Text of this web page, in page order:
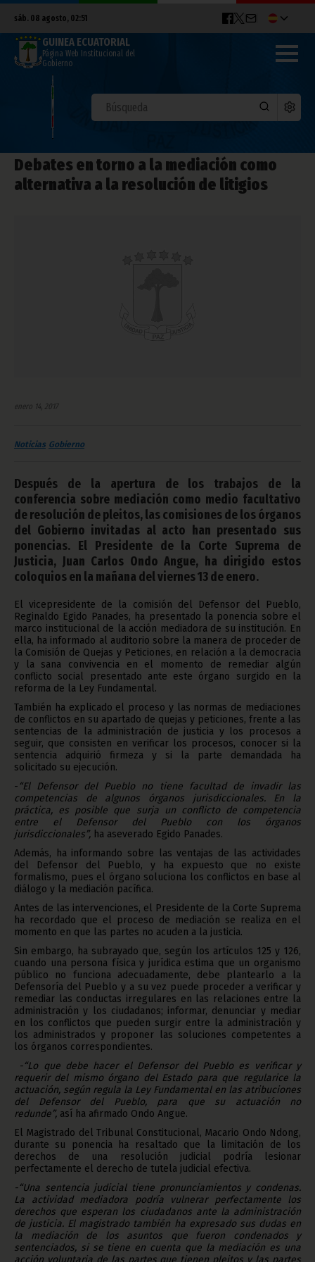
sáb. 08 agosto, 02:51
GUINEA ECUATORIAL
Página Web Institucional del
Gobierno
Debates en torno a la mediación como
alternativa a la resolución de litigios
enero 14, 2017
Noticias Gobierno
Después de la apertura de los trabajos de la
conferencia sobre mediación como medio facultativo
de resolución de pleitos, las comisiones de los órganos
del Gobierno invitadas al acto han presentado sus
ponencias. El Presidente de la Corte Suprema de
Justicia, Juan Carlos Ondo Angue, ha dirigido estos
coloquios en la mañana del viernes 13 de enero.
El vicepresidente de la comisión del Defensor del Pueblo,
Reginaldo Egido Panades, ha presentado la ponencia sobre el
marco institucional de la acción mediadora de su institución. En
ella, ha informado al auditorio sobre la manera de proceder de
la Comisión de Quejas y Peticiones, en relación a la democracia
y la sana convivencia en el momento de remediar algún
conflicto social presentado ante este órgano surgido en la
reforma de la Ley Fundamental.
También ha explicado el proceso y las normas de mediaciones
de conflictos en su apartado de quejas y peticiones, frente a las
sentencias de la administración de justicia y los procesos a
seguir, que consisten en verificar los procesos, conocer si la
sentencia adquirió firmeza y si la parte demandada ha
solicitado su ejecución.
- “El Defensor del Pueblo no tiene facultad de invadir las
competencias de algunos órganos jurisdiccionales. En la
práctica, es posible que surja un conflicto de competencia
entre el Defensor del Pueblo con los órganos
jurisdiccionales”, ha aseverado Egido Panades.
Además, ha informando sobre las ventajas de las actividades
del Defensor del Pueblo, y ha expuesto que no existe
formalismo, pues el órgano soluciona los conflictos en base al
diálogo y la mediación pacífica.
Antes de las intervenciones, el Presidente de la Corte Suprema
ha recordado que el proceso de mediación se realiza en el
momento en que las partes no acuden a la justicia.
Sin embargo, ha subrayado que, según los artículos 125 y 126,
cuando una persona física y jurídica estima que un organismo
público no funciona adecuadamente, debe plantearlo a la
Defensoría del Pueblo y a su vez puede proceder a verificar y
remediar las conductas irregulares en las relaciones entre la
administración y los ciudadanos; informar, denunciar y mediar
en los conflictos que pueden surgir entre la administración y
los administrados y proponer las soluciones competentes a
los órganos correspondientes.
-“Lo que debe hacer el Defensor del Pueblo es verificar y
requerir del mismo órgano del Estado para que regularice la
actuación, según regula la Ley Fundamental en las atribuciones
del Defensor del Pueblo, para que su actuación no
redunde”, así ha afirmado Ondo Angue.
El Magistrado del Tribunal Constitucional, Macario Ondo Ndong,
durante su ponencia ha resaltado que la limitación de los
derechos de una resolución judicial podría lesionar
perfectamente el derecho de tutela judicial efectiva.
-“Una sentencia judicial tiene pronunciamientos y condenas.
La actividad mediadora podría vulnerar perfectamente los
derechos que esperan los ciudadanos ante la administración
de justicia. El magistrado también ha expresado sus dudas en
la mediación de los asuntos que fueron condenados y
sentenciados, si se tiene en cuenta que la mediación es una
acción voluntaria de las partes que tienen pleitos y las partes